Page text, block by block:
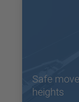
Safe
heights